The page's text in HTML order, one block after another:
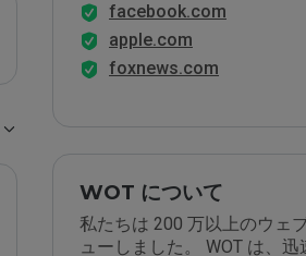
facebook.com
apple.com
foxnews.com
WOT について
私たちは 200 万以上のウェ
ューしました。 WOT は、